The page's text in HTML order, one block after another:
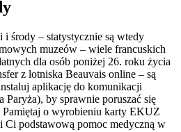
środy – statystycznie są wtedy
muzeów – wiele francuskich
dla osób poniżej 26. roku życia
z lotniska Beauvais online – są
aplikację do komunikacji
by sprawnie poruszać się
o wyrobieniu karty EKUZ
Ci podstawową pomoc medyczną w